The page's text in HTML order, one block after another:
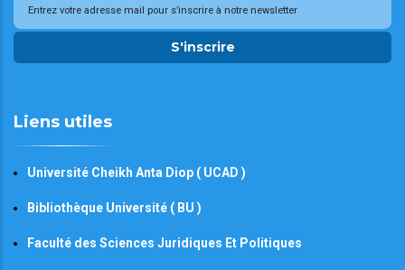
S'inscrire
Liens utiles
Université Cheikh Anta Diop ( UCAD )
Bibliothèque Université ( BU )
Faculté des Sciences Juridiques Et Politiques